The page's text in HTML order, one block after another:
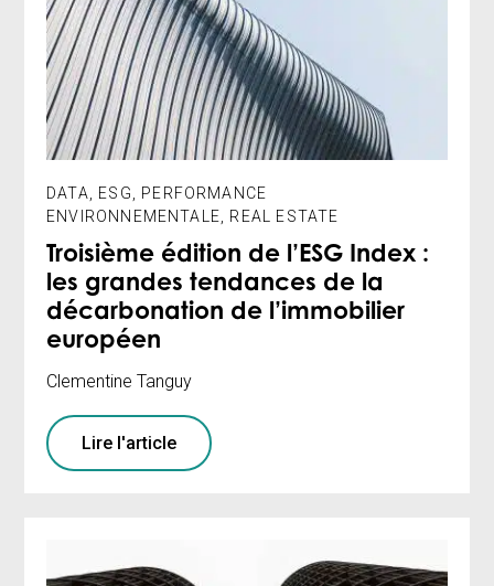
DATA, ESG, PERFORMANCE
ENVIRONNEMENTALE, REAL ESTATE
Troisième édition de l’ESG Index :
les grandes tendances de la
décarbonation de l’immobilier
européen
Clementine Tanguy
Lire l'article